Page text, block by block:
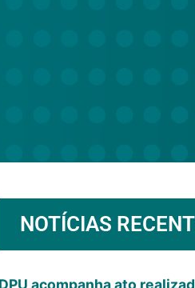
NOTÍCIAS
DPU acompanha ato